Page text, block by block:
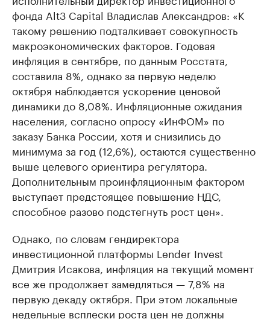
фонда Alt3 Capital Владислав Александров: «К
такому решению подталкивает совокупность
макроэкономических факторов. Годовая
инфляция в сентябре, по данным Росстата,
составила 8%, однако за первую неделю
октября наблюдается ускорение ценовой
динамики до 8,08%. Инфляционные ожидания
населения, согласно опросу «ИнФОМ» по
заказу Банка России, хотя и снизились до
минимума за год (12,6%), остаются существенно
выше целевого ориентира регулятора.
Дополнительным проинфляционным фактором
выступает предстоящее повышение НДС,
способное разово подстегнуть рост цен».
Однако, по словам гендиректора
инвестиционной платформы Lender Invest
Дмитрия Исакова, инфляция на текущий момент
все же продолжает замедляться — 7,8% на
первую декаду октября. При этом локальные
недельные всплески роста цен не должны